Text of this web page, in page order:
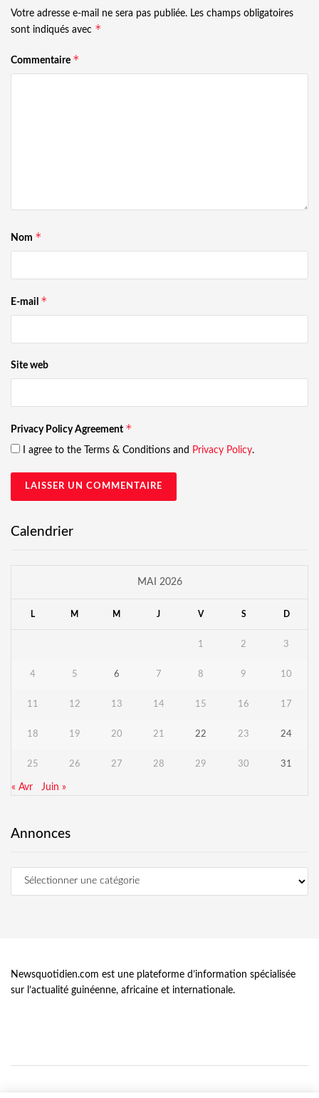
Votre adresse e-mail ne sera pas publiée. Les champs obligatoires
sont indiqués avec *
Commentaire *
Nom *
E-mail *
Site web
Privacy Policy Agreement *
I agree to the Terms & Conditions and Privacy Policy.
Calendrier
MAI 2026
L M M J V S D
1 2 3
4 5 6 7 8 9 10
11 12 13 14 15 16 17
18 19 20 21 22 23 24
25 26 27 28 29 30 31
« Avr Juin »
Annonces
Newsquotidien.com est une plateforme d’information spécialisée
sur l’actualité guinéenne, africaine et internationale.